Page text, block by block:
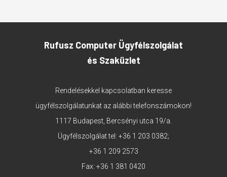
Rufusz Computer Ügyfélszolgálat
és Szaküzlet
Rendelésekkel kapcsolatban keresse
ügyfélszolgálatunkat az alábbi telefonszámokon!
1117 Budapest, Bercsényi utca 19/a.
Ügyfélszolgálat tel: +36 1 203 0382;
+36 1 209 2573
Fax: +36 1 381 0420